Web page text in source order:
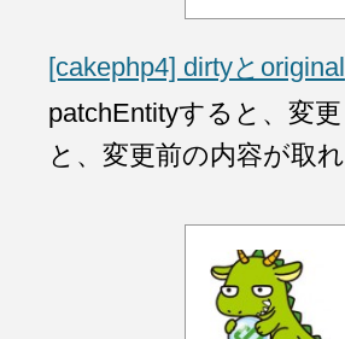
[cakephp4] dirtyとoriginal
patchEntityすると、変
と、変更前の内容が取